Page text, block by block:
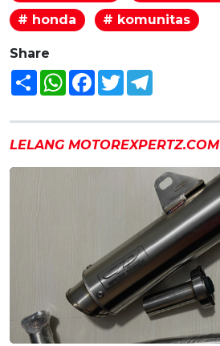
# honda
# komunitas
Share
Share WhatsAppFacebook
Twitter
LELANG MOTOREXPERTZ.COM